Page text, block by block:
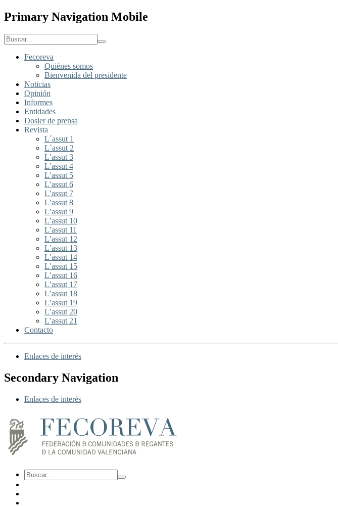
Primary Navigation Mobile
Fecoreva
Quiénes somos
Bienvenida del presidente
Noticias
Opinión
Informes
Entidades
Dosier de prensa
Revista
L´assut 1
L´assut 2
L’assut 3
L’assut 4
L’assut 5
L’assut 6
L’assut 7
L’assut 8
L’assut 9
L’assut 10
L’assut 11
L’assut 12
L’assut 13
L’assut 14
L’assut 15
L’assut 16
L’assut 17
L’assut 18
L’assut 19
L’assut 20
L’assut 21
Contacto
Enlaces de interés
Secondary Navigation
Enlaces de interés